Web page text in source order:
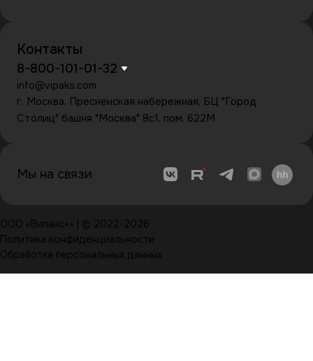
Контакты
8-800-101-01-32
info@vipaks.com
г. Москва, Пресненская набережная, БЦ "Город
Столиц" башня "Москва" 8с1, пом. 622М
Мы на связи
ООО «Випакс+» | © 2022-2026
Политика конфиденциальности
Обработка персональных данных